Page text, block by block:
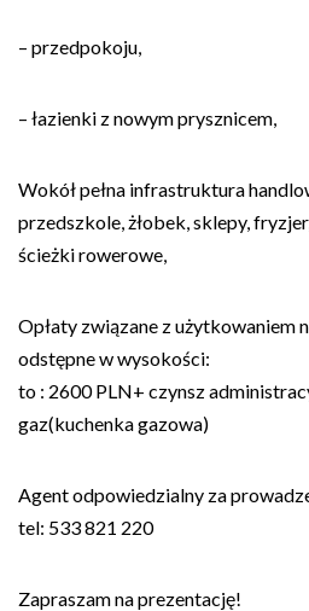
– przedpokoju,
– łazienki z nowym prysznicem,
Wokół pełna infrastruktura
przedszkole, żłobek, sklepy,
ścieżki rowerowe,
Opłaty związane z użytkowaniem
odstępne w wysokości:
to : 2600 PLN+ czynsz
gaz(kuchenka gazowa)
Agent odpowiedzialny za
tel: 533 821 220
Zapraszam na prezentację!